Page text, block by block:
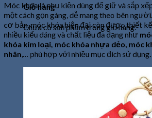
Giỏ hàng
Chưa có sản phẩm trong giỏ hàng.
Móc khóa là phụ kiện dùng để giữ và sắp
một cách gọn gàng, dễ mang theo bên
cơ bản, móc khóa hiện đại còn được thiết
nhiều kiểu dáng và chất liệu đa dạng như
khóa kim loại, móc khóa nhựa dẻo, móc
nhân,… phù hợp với nhiều mục đích sử dụng.